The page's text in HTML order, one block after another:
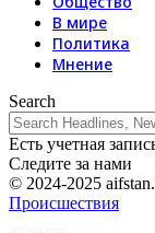
В мире
Политика
Мнение
Search
Есть учетная
Следите за нами
© 2024-2025
Происшествия